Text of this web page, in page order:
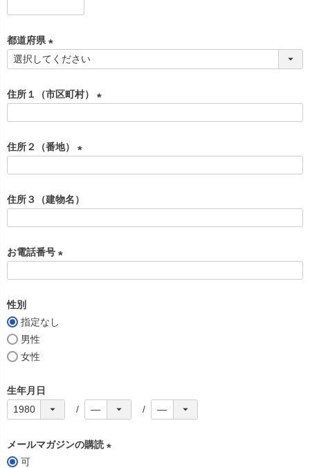
須
)
都道府県
(
須
住所１（市区町村）
住所２（番地）
須
住所３（建物名）
お電話番号
性別
指定なし
男性
女性
生年月日
メールマガジンの購読
可